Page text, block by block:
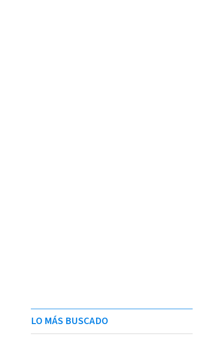
LO MÁS BUSCADO